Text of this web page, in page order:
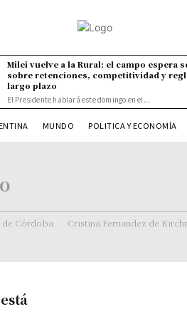
Milei vuelve a la Rural: el campo espera
sobre retenciones, competitividad y
largo plazo
El Presidente hablará este domingo en el...
MUNDO POLITICA Y ECONOMÍA
Córdoba Cristina Fernandez de